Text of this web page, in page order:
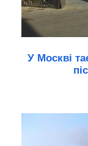
У Москві